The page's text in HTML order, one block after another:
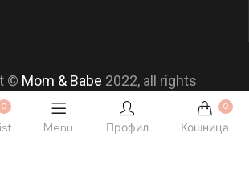
© Mom & Babe 2022, all rights
reserved.
0
Menu Профил
0
Кошница